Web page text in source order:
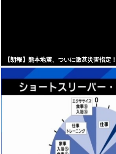
【朗報】熊本地震、ついに激甚災害指定